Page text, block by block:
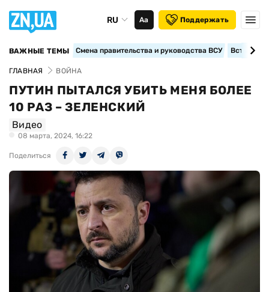
RU Аа Поддержать
ВАЖНЫЕ ТЕМЫ Смена правительства и руководства ВСУ
ГЛАВНАЯ ВОЙНА
ПУТИН ПЫТАЛСЯ УБИТЬ МЕНЯ БОЛЕЕ
10 РАЗ – ЗЕЛЕНСКИЙ
Видео
08 марта, 2024, 16:22
Поделиться